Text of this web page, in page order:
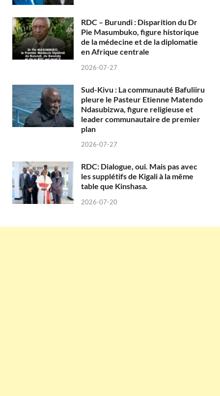
RDC – Burundi : Disparition du Dr
Pie Masumbuko, figure historique
de la médecine et de la diplomatie
en Afrique centrale
2026-07-27
Sud-Kivu : La communauté Bafuliiru
pleure le Pasteur Etienne Matendo
Ndasubizwa, figure religieuse et
leader communautaire de premier
plan
2026-07-27
RDC: Dialogue, oui. Mais pas avec
les supplétifs de Kigali à la même
table que Kinshasa.
2026-07-20